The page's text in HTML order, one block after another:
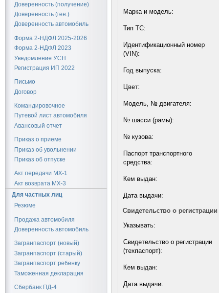
Доверенность (получение)
Доверенность (ген.)
Доверенность автомобиль
Форма 2-НДФЛ 2025-2026
Форма 2-НДФЛ 2023
Уведомление УСН
Регистрация ИП 2022
Письмо
Договор
Командировочное
Путевой лист автомобиля
Авансовый отчет
Приказ о приеме
Приказ об увольнении
Приказ об отпуске
Акт передачи МХ-1
Акт возврата МХ-3
Для частных лиц
Резюме
Продажа автомобиля
Доверенность автомобиль
Загранпаспорт (новый)
Загранпаспорт (старый)
Загранпаспорт ребенку
Таможенная декларация
Сбербанк ПД-4
Марка и модель:
Тип ТС:
Идентификационный номер
(VIN):
Год выпуска:
Цвет:
Модель, № двигателя:
№ шасси (рамы):
№ кузова:
Паспорт транспортного
средства:
Кем выдан:
Дата выдачи:
Свидетельство о
Указывать:
Cвидетельство о регистрации
(техпаспорт):
Кем выдан:
Дата выдачи: